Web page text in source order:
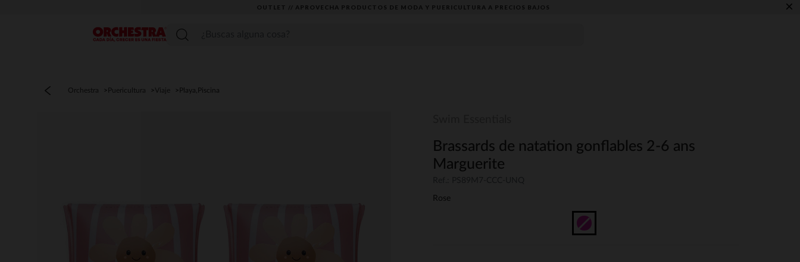
OUTLET // APROVECHA PRODUCTOS DE MODA Y PUERICULTURA A PRECIOS BAJOS ×
Menú
Orchestra Puericultura Viaje Playa,Piscina
Brassards de natation gonflables 2-6 ans
Marguerite
Rose